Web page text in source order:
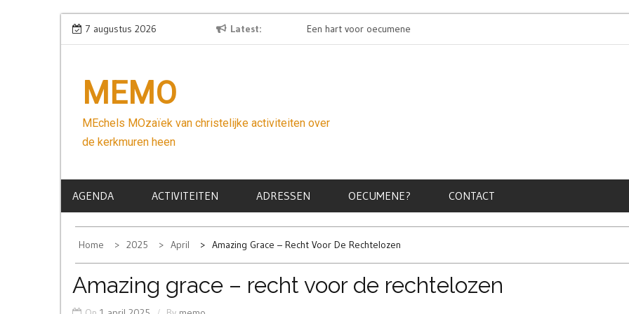
Skip
to
7 augustus 2026 Latest
Wees niet bang Een hart voor oecumene
MEMO
MEchels MOzaïek van christelijke activiteiten over
de kerkmuren heen
AGENDA ACTIVITEITEN ADRESSEN OECUMENE? CONTACT
Home 2025 April Amazing Grace – Recht Voor De Rechtelozen
Amazing grace – recht voor de rechtelozen